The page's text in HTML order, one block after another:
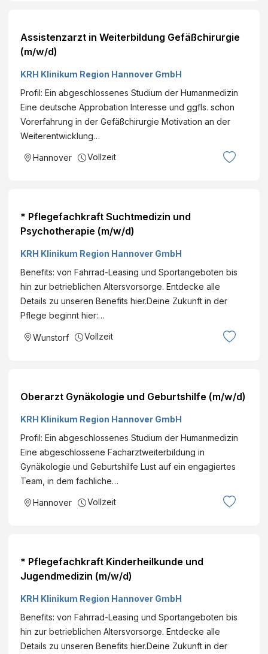
Assistenzarzt in Weiterbildung Gefäßchirurgie
(m/w/d)
KRH Klinikum Region Hannover GmbH
Profil: Ein abgeschlossenes Studium der Humanmedizin
Eine deutsche Approbation Interesse und ggfls. schon
Vorerfahrung in der Gefäßchirurgie Motivation an der
Weiterentwicklung…
Hannover Vollzeit
* Pflegefachkraft Suchtmedizin und
Psychotherapie (m/w/d)
KRH Klinikum Region Hannover GmbH
Benefits: von Fahrrad-Leasing und Sportangeboten bis
hin zur betrieblichen Altersvorsorge. Entdecke alle
Details zu unseren Benefits hier.Deine Zukunft in der
Pflege beginnt hier:…
Wunstorf Vollzeit
Oberarzt Gynäkologie und Geburtshilfe (m/w/d)
KRH Klinikum Region Hannover GmbH
Profil: Ein abgeschlossenes Studium der Humanmedizin
Eine abgeschlossene Facharztweiterbildung in
Gynäkologie und Geburtshilfe Lust auf ein engagiertes
Team, in dem fachliche…
Hannover Vollzeit
* Pflegefachkraft Kinderheilkunde und
Jugendmedizin (m/w/d)
KRH Klinikum Region Hannover GmbH
Benefits: von Fahrrad-Leasing und Sportangeboten bis
hin zur betrieblichen Altersvorsorge. Entdecke alle
Details zu unseren Benefits hier.Deine Zukunft in der